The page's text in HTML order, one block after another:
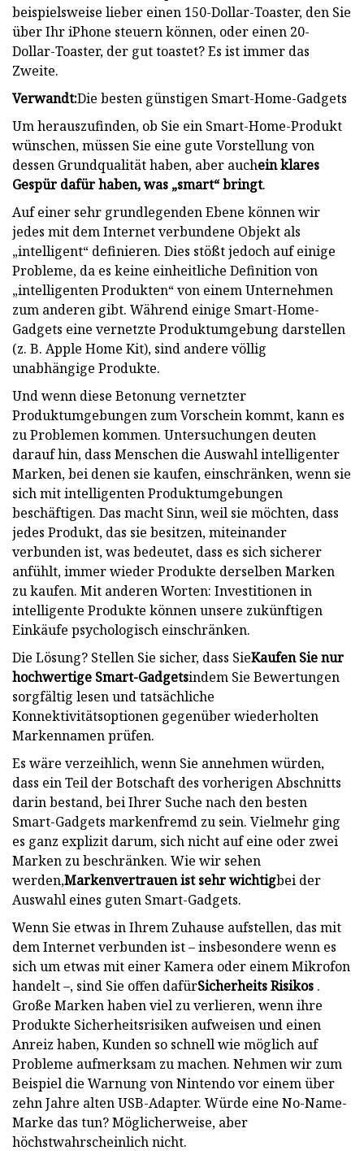
beispielsweise lieber einen 150-Dollar-Toaster, den Sie
über Ihr iPhone steuern können, oder einen 20-
Dollar-Toaster, der gut toastet? Es ist immer das
Zweite.
Verwandt:Die besten günstigen Smart-Home-Gadgets
Um herauszufinden, ob Sie ein Smart-Home-Produkt
wünschen, müssen Sie eine gute Vorstellung von
dessen Grundqualität haben, aber auchein klares
Gespür dafür haben, was „smart“ bringt.
Auf einer sehr grundlegenden Ebene können wir
jedes mit dem Internet verbundene Objekt als
„intelligent“ definieren. Dies stößt jedoch auf einige
Probleme, da es keine einheitliche Definition von
„intelligenten Produkten“ von einem Unternehmen
zum anderen gibt. Während einige Smart-Home-
Gadgets eine vernetzte Produktumgebung darstellen
(z. B. Apple Home Kit), sind andere völlig
unabhängige Produkte.
Und wenn diese Betonung vernetzter
Produktumgebungen zum Vorschein kommt, kann es
zu Problemen kommen. Untersuchungen deuten
darauf hin, dass Menschen die Auswahl intelligenter
Marken, bei denen sie kaufen, einschränken, wenn sie
sich mit intelligenten Produktumgebungen
beschäftigen. Das macht Sinn, weil sie möchten, dass
jedes Produkt, das sie besitzen, miteinander
verbunden ist, was bedeutet, dass es sich sicherer
anfühlt, immer wieder Produkte derselben Marken
zu kaufen. Mit anderen Worten: Investitionen in
intelligente Produkte können unsere zukünftigen
Einkäufe psychologisch einschränken.
Die Lösung? Stellen Sie sicher, dass SieKaufen Sie nur
hochwertige Smart-Gadgetsindem Sie Bewertungen
sorgfältig lesen und tatsächliche
Konnektivitätsoptionen gegenüber wiederholten
Markennamen prüfen.
Es wäre verzeihlich, wenn Sie annehmen würden,
dass ein Teil der Botschaft des vorherigen Abschnitts
darin bestand, bei Ihrer Suche nach den besten
Smart-Gadgets markenfremd zu sein. Vielmehr ging
es ganz explizit darum, sich nicht auf eine oder zwei
Marken zu beschränken. Wie wir sehen
werden,Markenvertrauen ist sehr wichtigbei der
Auswahl eines guten Smart-Gadgets.
Wenn Sie etwas in Ihrem Zuhause aufstellen, das mit
dem Internet verbunden ist – insbesondere wenn es
sich um etwas mit einer Kamera oder einem Mikrofon
handelt –, sind Sie offen dafürSicherheits Risikos .
Große Marken haben viel zu verlieren, wenn ihre
Produkte Sicherheitsrisiken aufweisen und einen
Anreiz haben, Kunden so schnell wie möglich auf
Probleme aufmerksam zu machen. Nehmen wir zum
Beispiel die Warnung von Nintendo vor einem über
zehn Jahre alten USB-Adapter. Würde eine No-Name-
Marke das tun? Möglicherweise, aber
höchstwahrscheinlich nicht.